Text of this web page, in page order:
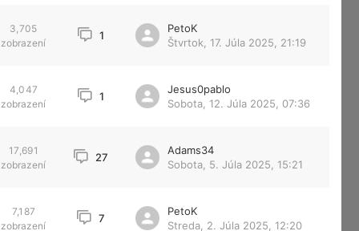
3,705
zobrazení
1
PetoK
Štvrtok, 17. Júla 2025, 21:19
4,047
zobrazení
1
Jesus0pablo
Sobota, 12. Júla 2025, 07:36
17,691
zobrazení
27
Adams34
Sobota, 5. Júla 2025, 15:21
7,187
zobrazení
7
PetoK
Streda, 2. Júla 2025, 12:20